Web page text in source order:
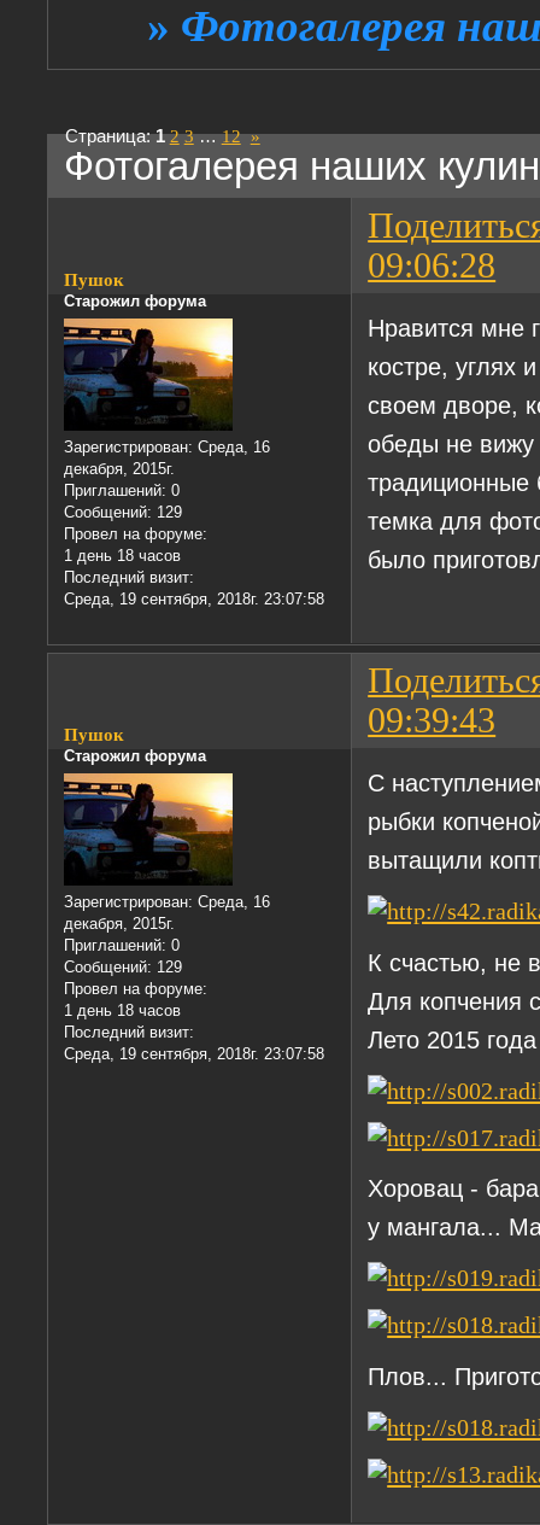
» Фотогалерея
Фотогалерея наших
Страница:1 2 3 … 12 »
09:06:28
Пушок
Старожил форума
Зарегистрирован: Среда, 16
декабря, 2015г.
Приглашений: 0
Сообщений: 129
Провел на форуме:
1 день 18 часов
Последний визит:
Среда, 19 сентября, 2018г. 23:07:58
Нравится мне
костре, углях
своем дворе,
обеды не вижу
традиционные
темка для
было
09:39:43
Пушок
Старожил форума
Зарегистрирован: Среда, 16
декабря, 2015г.
Приглашений: 0
Сообщений: 129
Провел на форуме:
1 день 18 часов
Последний визит:
Среда, 19 сентября, 2018г. 23:07:58
С
рыбки
вытащили
К счастью, не
Для копчения
Лето 2015 года
Хоровац -
у мангала...
Плов...